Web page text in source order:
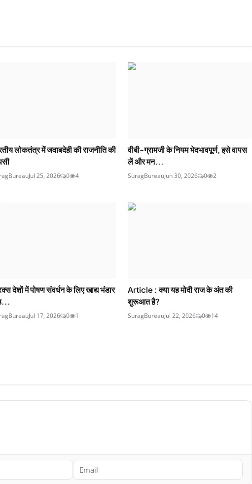
लोकतंत्र में जवाबदेही की राजनीति की
Jul 25, 2026 0 4
वीबी-ग्रामजी के नियम भेदभावपूर्ण, इसे वापस
लें और मन...
SuragBureauJun 30, 2026 0 2
देशों में पोषण संवर्धन के लिए खाद्य भंडार
Jul 17, 2026 0 1
Article : क्या यह मोदी राज के अंत की
शुरूआत है?
SuragBureauJul 22, 2026 0 14